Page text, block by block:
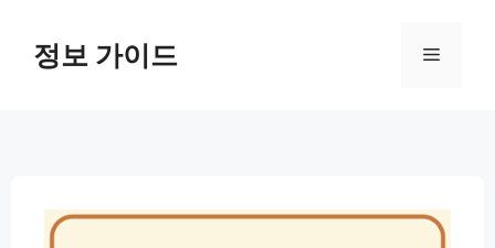
정보 가이드 메